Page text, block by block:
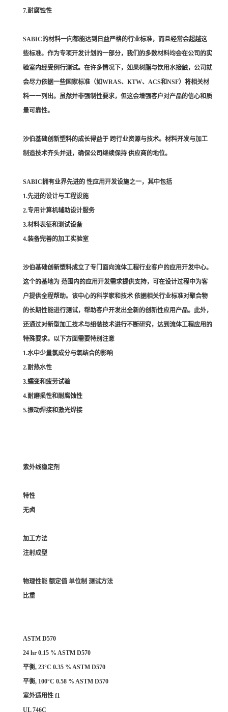
7.耐腐蚀性
SABIC的材料一向都能达到日益严格的行业标准，而且经常会超越这
些标准。作为专项开发计划的一部分，我们的多数材料均会在公司的实
验室内经受例行测试。在许多情况下，如果树脂与饮用水接触，公司就
会尽力依据一些国家标准（如WRAS、KTW、ACS和NSF）将相关材
料一一列出。虽然并非强制性要求，但这会增强客户对产品的信心和质
量可靠性。
沙伯基础创新塑料的成长得益于 跨行业资源与技术。材料开发与加工
制造技术齐头并进，确保公司继续保持 供应商的地位。
SABIC拥有业界先进的 性应用开发设施之一，其中包括
1.先进的设计与工程设施
2.专用计算机辅助设计服务
3.材料表征和测试设备
4.装备完善的加工实验室
沙伯基础创新塑料成立了专门面向流体工程行业客户的应用开发中心。
这个的基地为 范围内的应用开发需求提供支持，可在设计过程中为客
户提供全程帮助。该中心的科学家和技术 依据相关行业标准对聚合物
的长期性能进行测试，帮助客户开发出全新的创新性应用产品。此外，
还通过对新型加工技术与组装技术进行不断研究，达到流体工程应用的
特殊要求。以下方面需要特别注意
1.水中少量氯成分与氧结合的影响
2.耐热水性
3.蠕变和疲劳试验
4.耐磨损性和耐腐蚀性
5.振动焊接和激光焊接
紫外线稳定剂
特性
无卤
加工方法
注射成型
物理性能 额定值 单位制 测试方法
比重
ASTM D570
24 hr 0.15 % ASTM D570
平衡, 23°C 0.35 % ASTM D570
平衡, 100°C 0.58 % ASTM D570
室外适用性 f1
UL 746C